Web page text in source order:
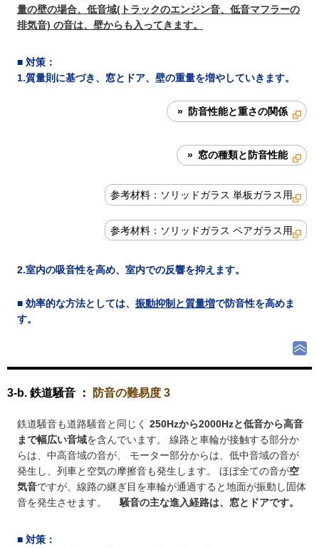
量の壁の場合、低音域(トラックのエンジン音、低音マフラーの
排気音) の音は、壁からも入ってきます。
■ 対策 ：
1.質量則に基づき、窓とドア、壁の重量を増やしていきます。
» 防音性能と重さの関係
» 窓の種類と防音性能
参考材料：ソリッドガラス 単板ガラス用
参考材料：ソリッドガラス ペアガラス用
2.室内の吸音性を高め、室内での反響を抑えます。
■ 効率的な方法としては、 振動抑制と質量増で防音性を高めま
す。
3-b. 鉄道騒音 ： 防音の難易度 3
鉄道騒音も道路騒音と同じく 250Hzから2000Hzと低音から高音
まで幅広い音域を含んでいます。 線路と車輪が接触する部分か
らは、中高音域の音が、 モーター部分からは、低中音域の音が
発生し、列車と空気の摩擦音も発生します。 ほぼ全ての音が空
気音ですが、線路の継ぎ目を車輪が通過すると地面が振動し固体
音を発生させます。 騒音の主な進入経路は、窓とドアです。
■ 対策 ：